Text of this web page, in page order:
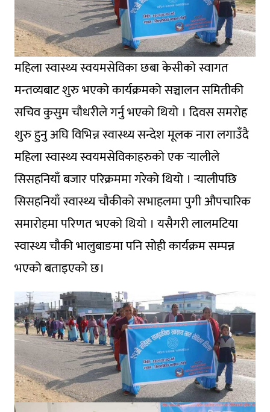
महिला स्वास्थ्य स्वयमसेविका छबा केसीको स्वागत
मन्तव्यबाट शुरु भएको कार्यक्रमको सञ्चालन समितीकी
सचिव कुसुम चौधरीले गर्नु भएको थियो । दिवस समरोह
शुरु हुनु अघि विभिन्न स्वास्थ्य सन्देश मूलक नारा लगाउँदै
महिला स्वास्थ्य स्वयमसेविकाहरुको एक र्यालीले
सिसहनियाँ बजार परिक्रममा गरेको थियो । र्यालीपछि
सिसहनियाँ स्वास्थ्य चौकीको सभाहलमा पुगी औपचारिक
समारोहमा परिणत भएको थियो । यसैगरी लालमटिया
स्वास्थ्य चाैकी भालुबाङमा पनि साेही कार्यक्रम सम्पन्न
भएको बताइएको छ।